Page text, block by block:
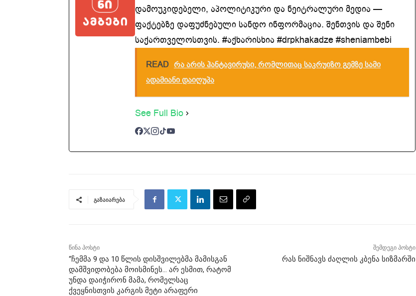
დამოუკიდებელი, აპოლიტიკური და ნეიტრალური მედია —
ფაქტებზე დაფუძნებული სანდო ინფორმაცია. შენთვის და შენი
საქართველოსთვის. #აქხარისხია #drpkhakadze #sheniambebi
READ რა არის ჰანტავირუსი, რომლითაც საკრუიზო გემზე სამი
ადამიანი დაიღუპა
See Full Bio
გაზაიარება
წინა პოსტი
“ჩემმა 9 და 10 წლის დისშვილებმა მამისგან
დამშვიდობება მოისმინეს… არ ესმით, რატომ
უნდა დაიჭირონ მამა, რომელსაც
ქვეყნისთვის კარგის მეტი არაფერი
შემდეგი პოსტი
რას ნიშნავს ძაღლის კბენა სიზმარში